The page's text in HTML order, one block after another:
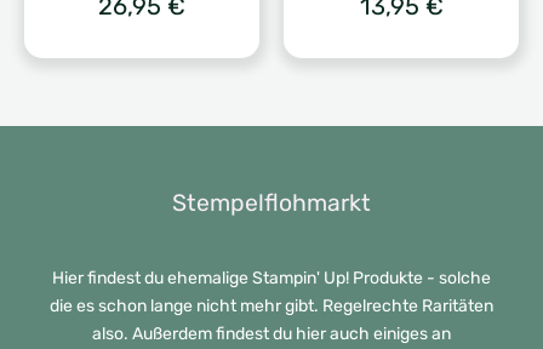
26,95 € 13,95 €
Stempelflohmarkt
Hier findest du ehemalige Stampin' Up! Produkte - solche
die es schon lange nicht mehr gibt. Regelrechte Raritäten
also. Außerdem findest du hier auch einiges an